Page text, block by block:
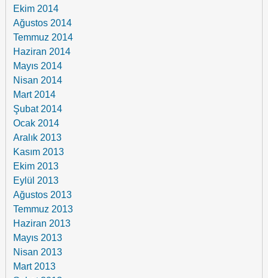
Ekim 2014
Ağustos 2014
Temmuz 2014
Haziran 2014
Mayıs 2014
Nisan 2014
Mart 2014
Şubat 2014
Ocak 2014
Aralık 2013
Kasım 2013
Ekim 2013
Eylül 2013
Ağustos 2013
Temmuz 2013
Haziran 2013
Mayıs 2013
Nisan 2013
Mart 2013